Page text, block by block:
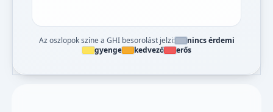
Az oszlopok színe a GHI besorolást jelzi:
nincs érdemi
gyenge
kedvező erős